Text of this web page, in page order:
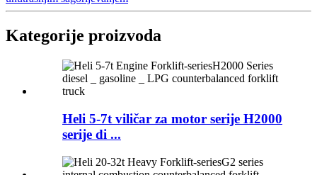
Kategorije proizvoda
Heli 5-7t viličar za motor serije H2000
serije di ...